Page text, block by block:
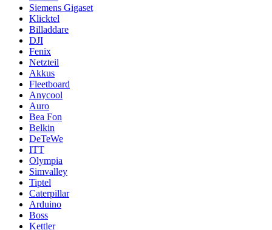
Siemens Gigaset
Klicktel
Billaddare
DJI
Fenix
Netzteil
Akkus
Fleetboard
Anycool
Auro
Bea Fon
Belkin
DeTeWe
ITT
Olympia
Simvalley
Tiptel
Caterpillar
Arduino
Boss
Kettler